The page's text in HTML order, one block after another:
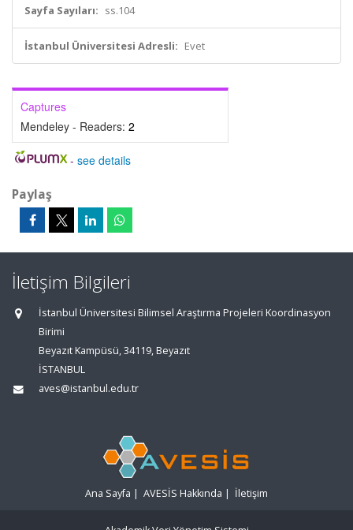
Sayfa Sayıları: ss.104
İstanbul Üniversitesi Adresli: Evet
Captures
Mendeley - Readers: 2
- see details
Paylaş
İletişim Bilgileri
İstanbul Üniversitesi Bilimsel Araştırma Projeleri Koordinasyon
Birimi
Beyazıt Kampüsü, 34119, Beyazıt
İSTANBUL
aves@istanbul.edu.tr
Ana Sayfa | AVESİS Hakkında | İletişim